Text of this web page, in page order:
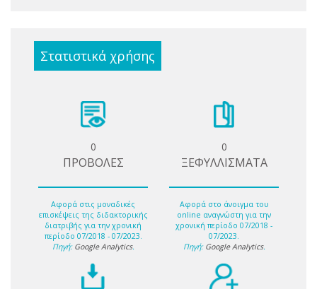
Στατιστικά χρήσης
0
ΠΡΟΒΟΛΕΣ
Αφορά στις μοναδικές
επισκέψεις της διδακτορικής
διατριβής για την χρονική
περίοδο 07/2018 - 07/2023.
Πηγή: Google Analytics.
0
ΞΕΦΥΛΛΙΣΜΑΤΑ
Αφορά στο άνοιγμα του
online αναγνώστη για την
χρονική περίοδο 07/2018 -
07/2023.
Πηγή: Google Analytics.